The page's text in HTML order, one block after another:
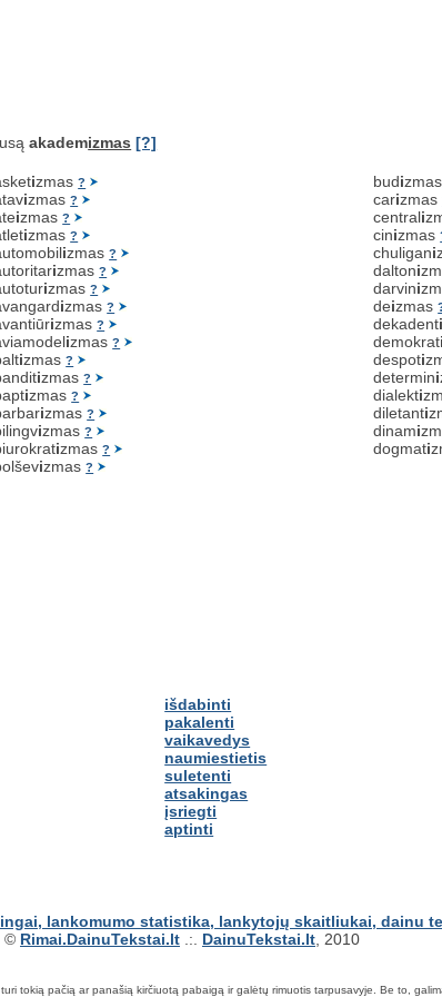
akademizmas [?]
izmas?
izmas?
izmas?
izmas?
izmas?
izmas?
izmas?
izmas?
izmas?
izmas?
izmas?
izmas?
izmas?
izmas?
izmas?
izmas?
izmas?
budi
carizmas
centrali
cinizmas
chuligani
daltoni
darvini
deizmas
dekadent
demokrat
despoti
determini
dialekti
diletanti
dinami
dogmati
išdabinti
pakalenti
vaikavedys
naumiestietis
suletenti
atsakingas
įsriegti
aptinti
© Rimai.DainuTekstai.lt .:. DainuTekstai.lt , 2010
tokią pačią ar panašią kirčiuotą pabaigą ir galėtų rimuotis tarpusavyje. Be to,